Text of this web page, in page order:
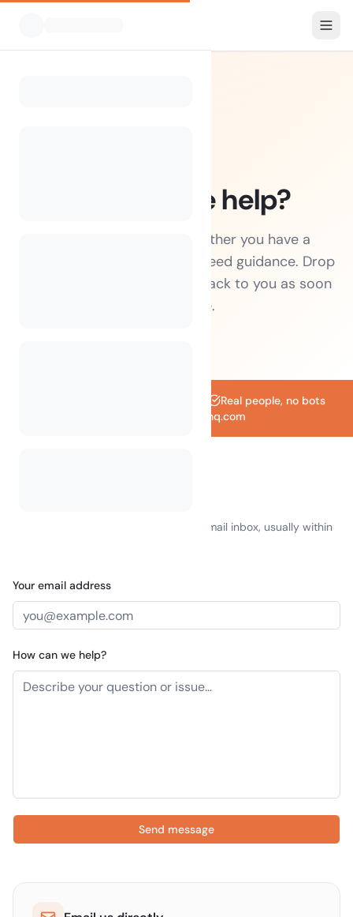
How can we help?
We're here for you — whether you have a
question, a problem, or just need guidance. Drop
us a message and we'll get back to you as soon
as possible.
Real people, no bots
support@camplinq.com
Fill in the form and we'll reply to your email inbox, usually within
Your email address
How can we help?
Send message